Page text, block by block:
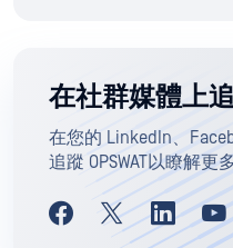
在社群媒體上
在您的 LinkedIn、
追蹤 OPSWAT以瞭解更